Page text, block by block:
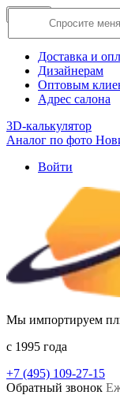
О компании
Доставка и
Дизайнерам
Оптовым
Адрес салона
3D-калькулятор
Аналог по фото
Войти
Мы импортируем
c 1995 года
+7 (495) 109-27-15
Обратный звонок